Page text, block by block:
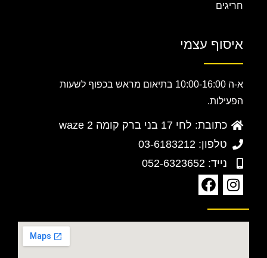
חריגים
איסוף עצמי
א-ה 10:00-16:00 בתיאום מראש בכפוף לשעות
הפעילות.
כתובת: לחי 17 בני ברק קומה 2 waze
טלפון: 03-6183212
נייד: 052-6323652